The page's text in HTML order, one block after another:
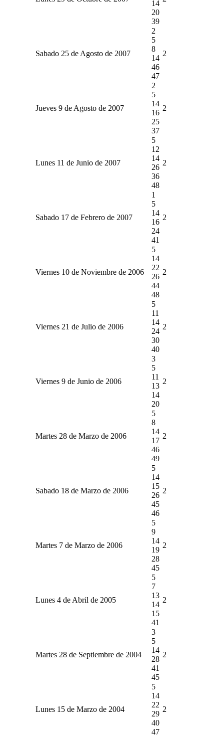
14
20
39
Sabado 25 de Agosto de 2007
2
5
8
14
46
47
2
Jueves 9 de Agosto de 2007
2
5
14
16
25
37
2
Lunes 11 de Junio de 2007
5
12
14
26
36
48
2
Sabado 17 de Febrero de 2007
1
5
14
16
24
41
2
Viernes 10 de Noviembre de 2006
5
14
22
26
44
48
2
Viernes 21 de Julio de 2006
5
11
14
24
30
40
2
Viernes 9 de Junio de 2006
3
5
11
13
14
20
2
Martes 28 de Marzo de 2006
5
8
14
17
46
49
2
Sabado 18 de Marzo de 2006
5
14
15
26
45
46
2
Martes 7 de Marzo de 2006
5
9
14
19
28
45
2
Lunes 4 de Abril de 2005
5
7
13
14
15
41
2
Martes 28 de Septiembre de 2004
3
5
14
28
41
45
2
Lunes 15 de Marzo de 2004
5
14
22
29
40
47
2